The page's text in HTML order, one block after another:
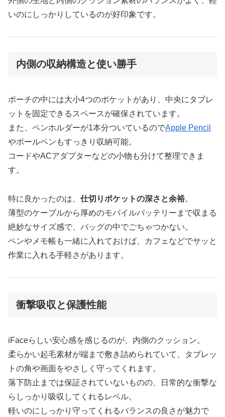
いのにしっかりしているのが好印象です。
内側の収納構造と使い勝手
ポーチの中には大小4つのポケットがあり、中央にタブレ
ットを固定できるスペースが確保されています。
また、ペンホルダーが1本分ついているのでApple Pencil
やボールペンもすっきり収納可能。
コードやACアダプターなどの小物も分けて整理できま
す。
特に良かったのは、 仕切りポケットの深さと余裕。
薄型のケーブルから厚めのモバイルバッテリーまで収まる
絶妙なサイズ感で、バッグの中でごちゃつかない。
ペンやメモ帳も一緒に入れておけば、カフェなどでサッと
作業に入れる手軽さがあります。
衝撃吸収と保護性能
iFaceらしい安心感を感じるのが、内側のクッション。
柔らかい起毛素材が端まで敷き詰められていて、タブレッ
トの角や画面をやさしく守ってくれます。
落下防止までは保証されていないものの、日常的な衝撃な
らしっかり吸収してくれるレベル。
軽いのにしっかり守ってくれるバランスの良さが魅力で